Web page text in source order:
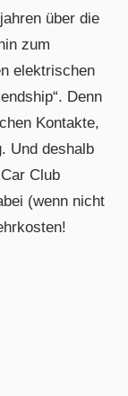
über die
zum
elektrischen
Denn
Kontakte,
Und deshalb
Club
(wenn nicht